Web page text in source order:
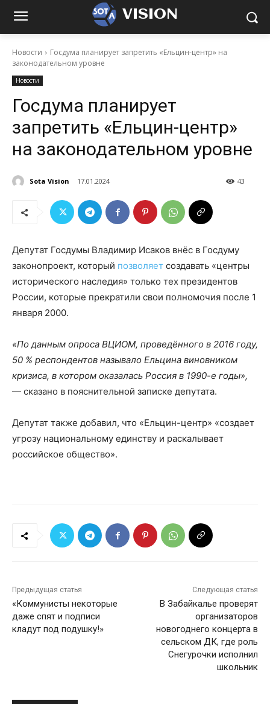
VISION
Новости
Госдума планирует запретить «Ельцин-центр» на
законодательном уровне
Новости
Госдума планирует
запретить «Ельцин-центр»
на законодательном уровне
Sota Vision 17.01.2024 43
Депутат Госдумы Владимир Исаков внёс в Госдуму
законопроект, который позволяет создавать «центры
исторического наследия» только тех президентов
России, которые прекратили свои полномочия после 1
января 2000.
«‎По данным опроса ВЦИОМ, проведённого в 2016 году,
50 % респондентов называло Ельцина виновником
кризиса, в котором оказалась Россия в 1990-е годы»,
— сказано в пояснительной записке депутата.
Депутат также добавил, что «Ельцин-центр» «создает
угрозу национальному единству и раскалывает
российское общество».
Предыдущая статья
«Коммунисты некоторые
даже спят и подписи
кладут под подушку!»
Следующая статья
В Забайкалье проверят
организаторов
новогоднего концерта в
сельском ДК, где роль
Снегурочки исполнил
школьник